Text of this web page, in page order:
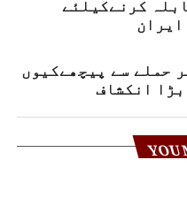
کرنےکیلئے
حملے سے پیچھےکیوں
انکشاف
YOU